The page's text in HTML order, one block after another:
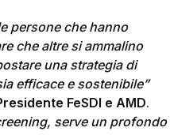
persone che hanno
che altre si ammalino
una strategia di
efficace e sostenibile”
FeSDI e AMD.
serve un profondo